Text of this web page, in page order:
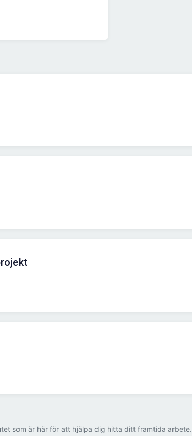
som är här för att hjälpa dig hitta ditt framtida arbete.